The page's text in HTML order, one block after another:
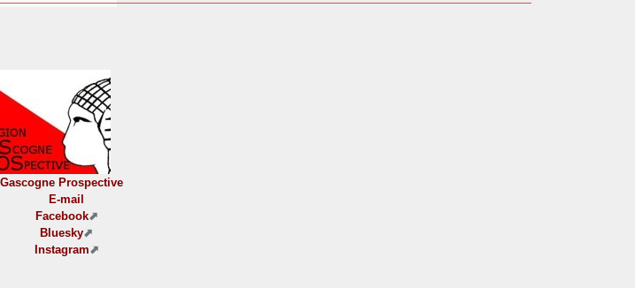
Prospective
E-mail
Facebook
Bluesky
Instagram